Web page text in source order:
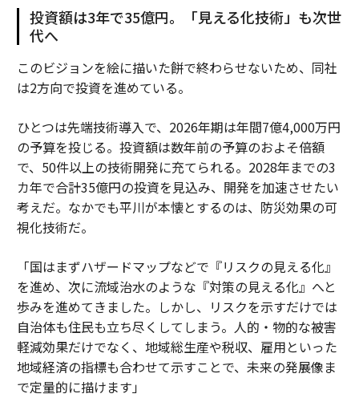
投資額は3年で35億円。「見える化技術」も次世
代へ
このビジョンを絵に描いた餅で終わらせないため、同社
は2方向で投資を進めている。
ひとつは先端技術導入で、2026年期は年間7億4,000万円
の予算を投じる。投資額は数年前の予算のおよそ倍額
で、50件以上の技術開発に充てられる。2028年までの3
カ年で合計35億円の投資を見込み、開発を加速させたい
考えだ。なかでも平川が本懐とするのは、防災効果の可
視化技術だ。
「国はまずハザードマップなどで『リスクの見える化』
を進め、次に流域治水のような『対策の見える化』へと
歩みを進めてきました。しかし、リスクを示すだけでは
自治体も住民も立ち尽くしてしまう。人的・物的な被害
軽減効果だけでなく、地域総生産や税収、雇用といった
地域経済の指標も合わせて示すことで、未来の発展像ま
で定量的に描けます」